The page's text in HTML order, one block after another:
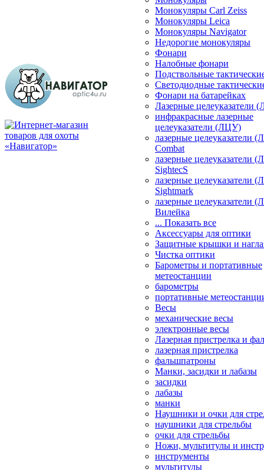
Монокуляры Carl Zeiss
Монокуляры Leica
Монокуляры Navigator
Недорогие монокуляры
Фонари
Налобные фонари
Подствольные
Светодиодные
Фонари на батарейках
Лазерные целеуказатели
инфракрасные лазерные
целеуказатели (ЛЦУ)
лазерные целеуказатели
Combat
лазерные целеуказатели
SightecS
лазерные целеуказатели
Sightmark
лазерные целеуказатели
Вилейка
... Показать все
Аксессуары для оптики
Защитные крышки и
Чистка оптики
Барометры и портативные
метеостанции
барометры
портативные
Весы
механические весы
электронные весы
Лазерная пристрелка и
лазерная пристрелка
фальшпатроны
Манки, засидки и лабазы
засидки
лабазы
манки
Наушники и очки для
наушники для стрельбы
очки для стрельбы
Ножи, мультитулы и
инструменты
мультитулы